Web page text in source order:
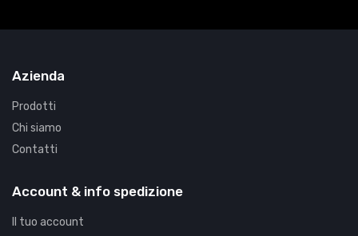
Azienda
Prodotti
Chi siamo
Contatti
Account & info spedizione
Il tuo account